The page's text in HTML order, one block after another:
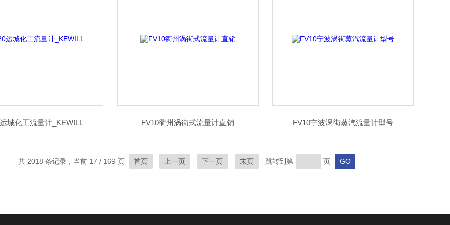
城化工流量计_KEWILL FV10衢州涡街式流量计直销 FV10宁波涡街蒸汽流量计型号
共 2018 条记录，当前 17 / 169 页 首页 上一页 下一页 末页 跳转到第 页